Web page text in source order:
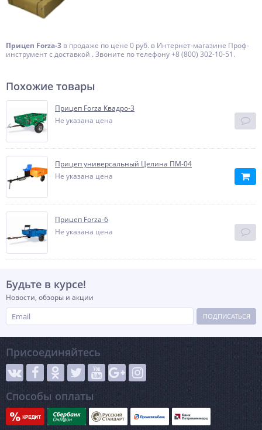
Прицеп Forza-3 в продаже по цене 0 руб. в Интернет-магазине Проф-
инструмент с доставкой . Звоните по телефону +8 (800) 302-10-51.
Похожие товары
Прицеп Forza Квадро-3
Не указана цена
Прицеп универсальный Целина ПМ-04
Не указана цена
Прицеп Forza-6
Не указана цена
Будьте в курсе!
Новости, обзоры и акции
ПОДПИСАТЬСЯ
Присоединяйтесь
Способы оплаты